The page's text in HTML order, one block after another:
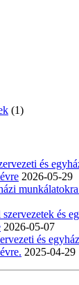
(1)
és
2026-05-29
és
2026-05-07
és
2025-04-29